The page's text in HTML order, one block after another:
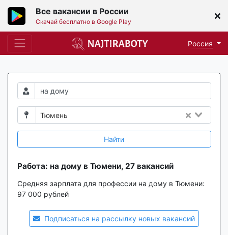
Все вакансии в России
Скачай бесплатно в Google Play
Россия
Тюмень
Найти
Работа: на дому в Тюмени, 27 вакансий
Средняя зарплата для профессии на дому в Тюмени:
97 000 рублей
Подписаться на рассылку новых вакансий